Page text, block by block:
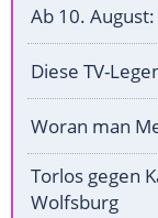
Ab 10.
Diese TV-
Woran man
Torlos gegen
Wolfsburg